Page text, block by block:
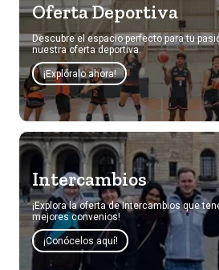
Oferta Deportiva
Descubre el espacio perfecto para tu
nuestra oferta deportiva.
¡Explóralo ahora!
Intercambios
¡Explora la oferta de Intercambios que
mejores convenios!
¡Conócelos aquí!